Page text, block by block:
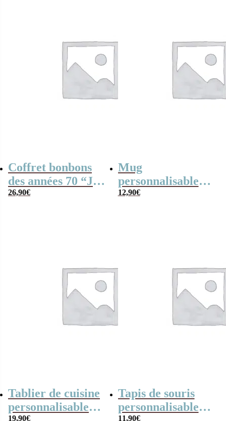
Coffret bonbons
des années 70 “Je
suis une soeur qui
26,90€
Mug
personnalisable
“Je suis une soeur
12,90€
Tablier de cuisine
personnalisable
19,90€
Tapis de souris
personnalisable
11,90€